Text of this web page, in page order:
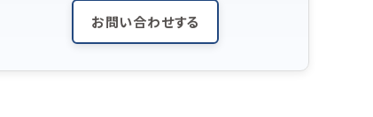
お問い合わせする